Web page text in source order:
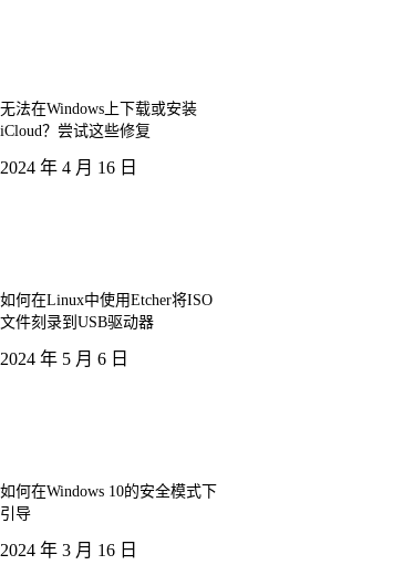
无法在Windows上下载或安装
iCloud？尝试这些修复
2024 年 4 月 16 日
如何在Linux中使用Etcher将ISO
文件刻录到USB驱动器
2024 年 5 月 6 日
如何在Windows 10的安全模式下
引导
2024 年 3 月 16 日